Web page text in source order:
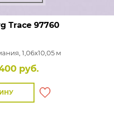
Trace97760
1,06x10,05 м
руб.